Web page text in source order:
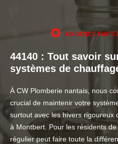
URGENCE FUITE
44140 : Tout savoir
systèmes de
À CW Plomberie nantais, nous
crucial de maintenir votre
surtout avec les hivers rigoureux
à Montbert. Pour les résidents
régulier peut faire toute la